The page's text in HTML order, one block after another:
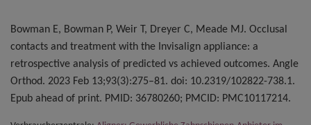
Bowman E, Bowman P, Weir T, Dreyer C, Meade MJ. Occlusal
contacts and treatment with the Invisalign appliance: a
retrospective analysis of predicted vs achieved outcomes. Angle
Orthod. 2023 Feb 13;93(3):275–81. doi: 10.2319/102822-738.1.
Epub ahead of print. PMID: 36780260; PMCID: PMC10117214.